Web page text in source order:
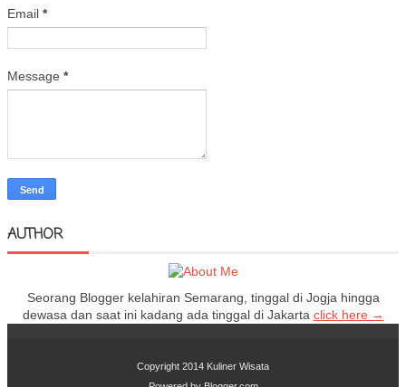
Email *
Message *
AUTHOR
Seorang Blogger kelahiran Semarang, tinggal di Jogja hingga
dewasa dan saat ini kadang ada tinggal di Jakarta click here →
Copyright 2014 Kuliner Wisata